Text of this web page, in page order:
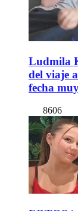
Ludmila
del viaje
fecha
8606